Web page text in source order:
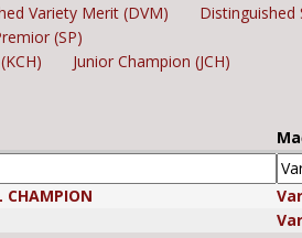
Variety Merit (DVM)
Distinguished
(SP)
Junior Champion (JCH)
CHAMPION